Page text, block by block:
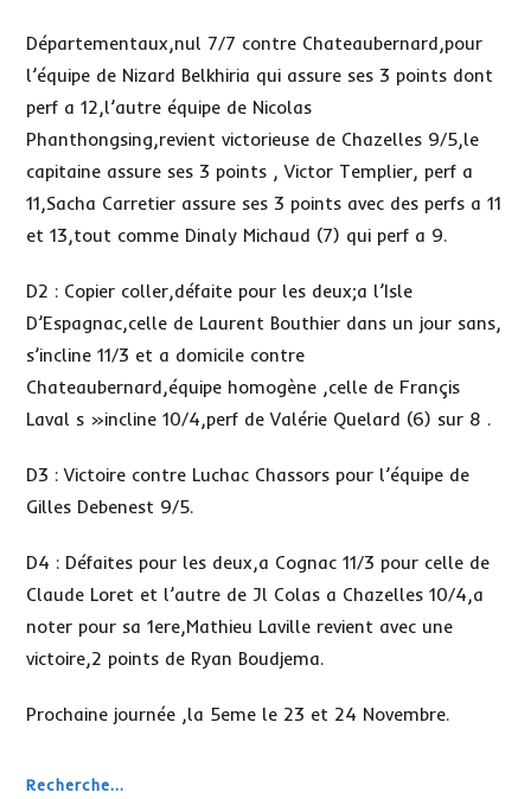
Départementaux,nul 7/7 contre Chateaubernard,pour
l’équipe de Nizard Belkhiria qui assure ses 3 points dont
perf a 12,l’autre équipe de Nicolas
Phanthongsing,revient victorieuse de Chazelles 9/5,le
capitaine assure ses 3 points , Victor Templier, perf a
11,Sacha Carretier assure ses 3 points avec des perfs a 11
et 13,tout comme Dinaly Michaud (7) qui perf a 9.
D2 : Copier coller,défaite pour les deux;a l’Isle
D’Espagnac,celle de Laurent Bouthier dans un jour sans,
s’incline 11/3 et a domicile contre
Chateaubernard,équipe homogène ,celle de Françis
Laval s »incline 10/4,perf de Valérie Quelard (6) sur 8 .
D3 : Victoire contre Luchac Chassors pour l’équipe de
Gilles Debenest 9/5.
D4 : Défaites pour les deux,a Cognac 11/3 pour celle de
Claude Loret et l’autre de Jl Colas a Chazelles 10/4,a
noter pour sa 1ere,Mathieu Laville revient avec une
victoire,2 points de Ryan Boudjema.
Prochaine journée ,la 5eme le 23 et 24 Novembre.
Recherche...